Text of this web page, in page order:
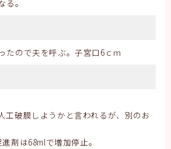
。
たので夫を呼ぶ。子宮口6ｃｍ
工破膜しようかと言われるが、別のお
剤は68mlで増加停止。